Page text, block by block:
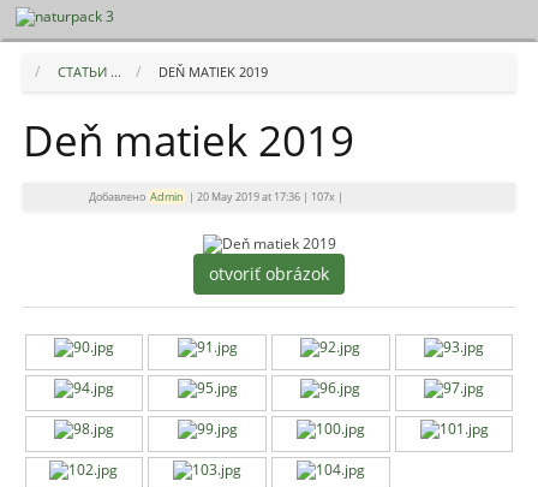
СТАТЬИ ... DEŇ MATIEK 2019
Deň matiek 2019
ДобавленоAdmin |20 May 2019 at 17:36 | 107x |
otvoriť obrázok